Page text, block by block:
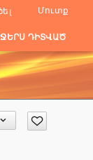
Մուտք
ԴԻՏՎԱԾ